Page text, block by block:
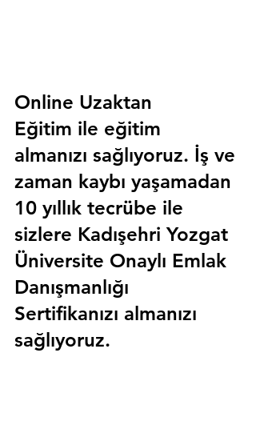
Online Uzaktan
Eğitim ile eğitim
almanızı sağlıyoruz. İş ve
zaman kaybı yaşamadan
10 yıllık tecrübe ile
sizlere Kadışehri Yozgat
Üniversite Onaylı Emlak
Danışmanlığı
Sertifikanızı almanızı
sağlıyoruz.